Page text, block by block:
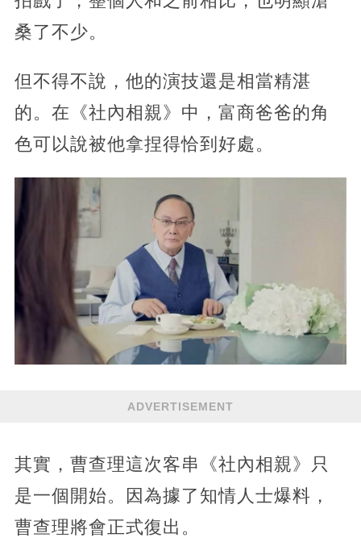
桑了不少。
但不得不說，他的演技還是相當精湛
的。在《社內相親》中，富商爸爸的角
色可以說被他拿捏得恰到好處。
ADVERTISEMENT
其實，曹查理這次客串《社內相親》只
是一個開始。因為據了知情人士爆料，
曹查理將會正式復出。